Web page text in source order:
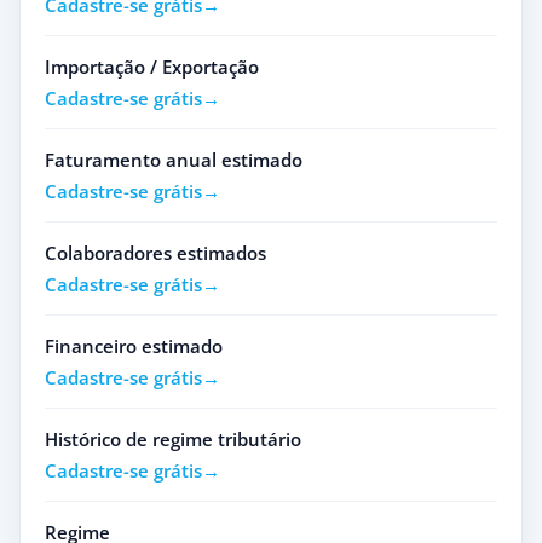
Cadastre-se grátis
Importação / Exportação
Cadastre-se grátis
Faturamento anual estimado
Cadastre-se grátis
Colaboradores estimados
Cadastre-se grátis
Financeiro estimado
Cadastre-se grátis
Histórico de regime tributário
Cadastre-se grátis
Regime